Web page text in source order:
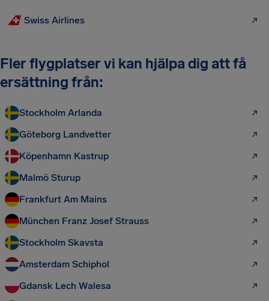
Swiss Airlines
Fler flygplatser vi kan hjälpa dig att få
ersättning från:
Stockholm Arlanda
Göteborg Landvetter
Köpenhamn Kastrup
Malmö Sturup
Frankfurt Am Mains
München Franz Josef Strauss
Stockholm Skavsta
Amsterdam Schiphol
Gdansk Lech Walesa